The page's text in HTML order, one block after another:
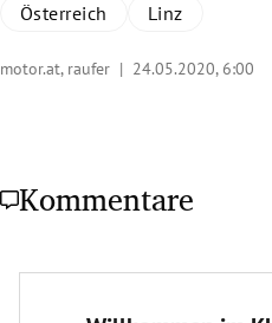
Österreich
Linz
motor.at, raufer | 24.05.2020, 6:00
Kommentare